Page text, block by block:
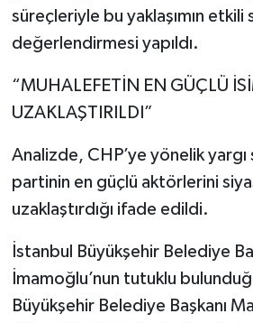
süreçleriyle bu yaklaşımın
değerlendirmesi yapıldı.
“MUHALEFETİN EN GÜÇLÜ
UZAKLAŞTIRILDI”
Analizde, CHP’ye yönelik yargı
partinin en güçlü aktörlerini
uzaklaştırdığı ifade edildi.
İstanbul Büyükşehir Belediye
İmamoğlu’nun tutuklu
Büyükşehir Belediye Başkanı